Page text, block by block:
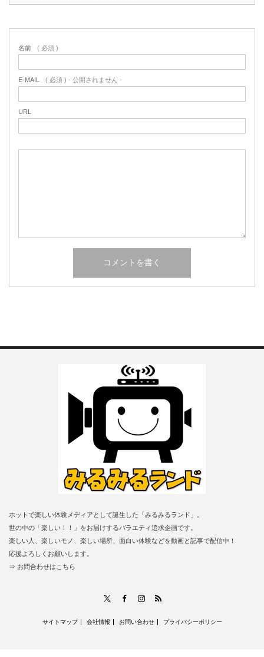
名前 ( 必須 )
E-MAIL ( 必須 ) - 公開されません -
URL
ホットで楽しい体験メディアとして誕生した「みるみるランド」。
世の中の「楽しい！！」をお届けするバラエティ追求企画です。
楽しい人、楽しいモノ、楽しい場所、面白い体験などを動画と記事で配信中！
応援よろしくお願いします。
⇒ お問合わせはこちら
FacebookInstagram
RSS
サイトマップ 会社情報 お問い合わせ プライバシーポリシー